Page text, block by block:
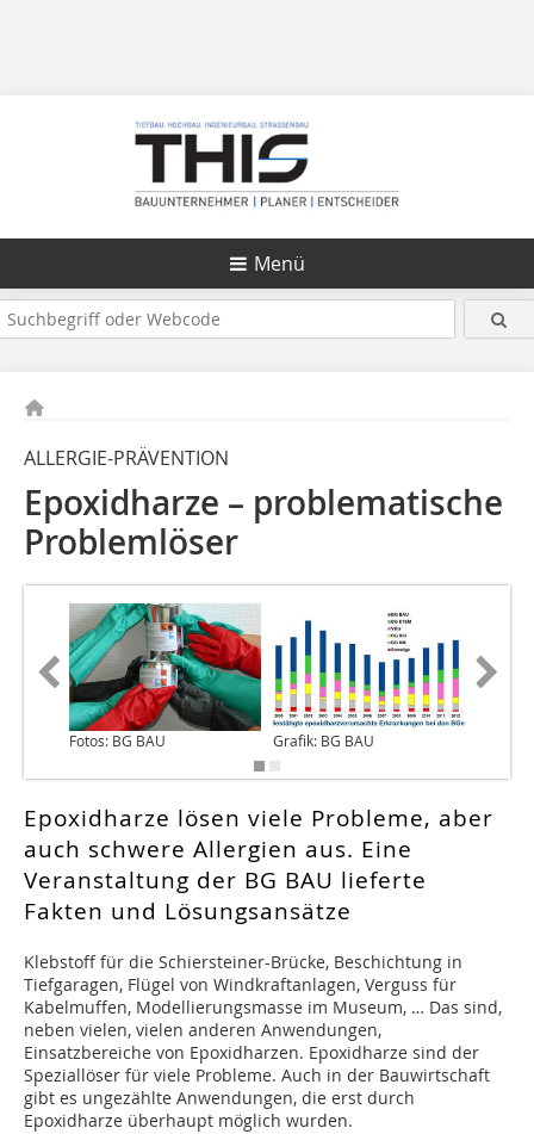
Menü
ALLERGIE-PRÄVENTION
Epoxidharze – problematische
Problemlöser
Fotos: BG BAU Grafik: BG BAU
Epoxidharze lösen viele Probleme, aber
auch schwere Allergien aus. Eine
Veranstaltung der BG BAU lieferte
Fakten und Lösungsansätze
Klebstoff für die Schiersteiner-Brücke, Beschichtung in
Tiefgaragen, Flügel von Windkraft­anlagen, Verguss für
Kabelmuffen, Modellierungsmasse im Museum, … Das sind,
neben vielen, vielen anderen Anwendungen,
Einsatzbereiche von Epoxidharzen. Epoxidharze sind der
Speziallöser für viele Probleme. Auch in der Bauwirtschaft
gibt es ungezählte Anwendungen, die erst durch
Epoxidharze überhaupt möglich wurden.